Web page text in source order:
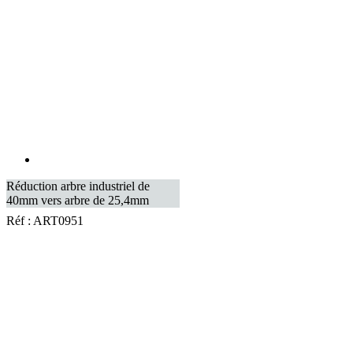
Réduction arbre industriel de
40mm vers arbre de 25,4mm
Réf : ART0951